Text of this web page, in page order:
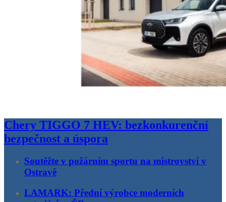
Chery TIGGO 7 HEV: bezkonkurenční
bezpečnost a úspora
Soutěžte v požárním sportu na mistrovství v
Ostravě
LAMARK: Přední výrobce moderních